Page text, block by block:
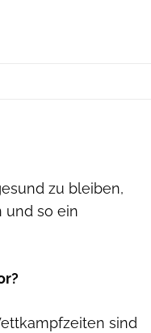
zu bleiben,
und so ein
sind